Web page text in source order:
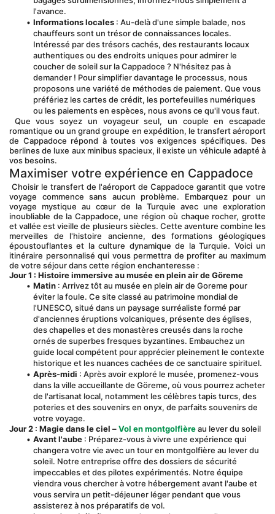
l'avance.
Informations locales : Au-delà d'une simple balade, nos
chauffeurs sont un trésor de connaissances locales.
Intéressé par des trésors cachés, des restaurants locaux
authentiques ou des endroits uniques pour admirer le
coucher de soleil sur la Cappadoce ? N'hésitez pas à
demander ! Pour simplifier davantage le processus, nous
proposons une variété de méthodes de paiement. Que vous
préfériez les cartes de crédit, les portefeuilles numériques
ou les paiements en espèces, nous avons ce qu'il vous faut.
romantique ou un grand groupe en expédition, le transfert aéroport
de Cappadoce répond à toutes vos exigences spécifiques. Des
berlines de luxe aux minibus spacieux, il existe un véhicule adapté à
vos besoins.
Maximiser votre expérience en Cappadoce
voyage commence sans aucun problème. Embarquez pour un
voyage mystique au cœur de la Turquie avec une exploration
inoubliable de la Cappadoce, une région où chaque rocher, grotte
et vallée est vieille de plusieurs siècles. Cette aventure combine les
merveilles de l'histoire ancienne, des formations géologiques
époustouflantes et la culture dynamique de la Turquie. Voici un
itinéraire personnalisé qui vous permettra de profiter au maximum
de votre séjour dans cette région enchanteresse :
Jour 1 : Histoire immersive au musée en plein air de Göreme
Matin : Arrivez tôt au musée en plein air de Goreme pour
éviter la foule. Ce site classé au patrimoine mondial de
l'UNESCO, situé dans un paysage surréaliste formé par
d'anciennes éruptions volcaniques, présente des églises,
des chapelles et des monastères creusés dans la roche
ornés de superbes fresques byzantines. Embauchez un
guide local compétent pour apprécier pleinement le contexte
historique et les nuances cachées de ce sanctuaire spirituel.
Après-midi : Après avoir exploré le musée, promenez-vous
dans la ville accueillante de Göreme, où vous pourrez acheter
de l'artisanat local, notamment les célèbres tapis turcs, des
poteries et des souvenirs en onyx, de parfaits souvenirs de
votre voyage.
Jour 2 : Magie dans le ciel –Vol en montgolfière au lever du soleil
Avant l'aube : Préparez-vous à vivre une expérience qui
changera votre vie avec un tour en montgolfière au lever du
soleil. Notre entreprise offre des dossiers de sécurité
impeccables et des pilotes expérimentés. Notre équipe
viendra vous chercher à votre hébergement avant l'aube et
vous servira un petit-déjeuner léger pendant que vous
assisterez à nos préparatifs de vol.